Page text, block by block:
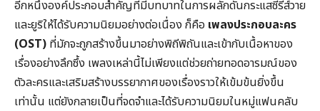
อีกหนึ่งองค์ประกอบสำคัญที่มีบทบาทในการผลักดันกระแสซีรีส์วาย
และยูริให้ได้รับความนิยมอย่างต่อเนื่อง ก็คือ เพลงประกอบละคร
(OST) ที่มักจะถูกสร้างขึ้นมาอย่างพิถีพิถันและเข้ากับเนื้อหาของ
เรื่องอย่างลึกซึ้ง เพลงเหล่านี้ไม่เพียงแต่ช่วยถ่ายทอดอารมณ์ของ
ตัวละครและเสริมสร้างบรรยากาศของเรื่องราวให้เข้มข้นยิ่งขึ้น
เท่านั้น แต่ยังกลายเป็นที่จดจำและได้รับความนิยมในหมู่แฟนคลับ